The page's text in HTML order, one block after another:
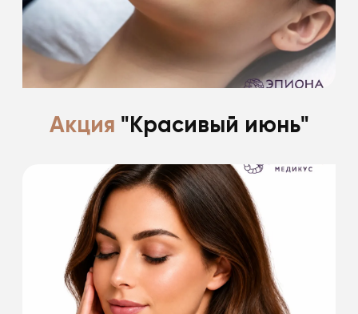
Подробнее
Акция "Красивый июнь"
Есть что-то прекрасное в лете.
Поделимся с вами всеми секретами.